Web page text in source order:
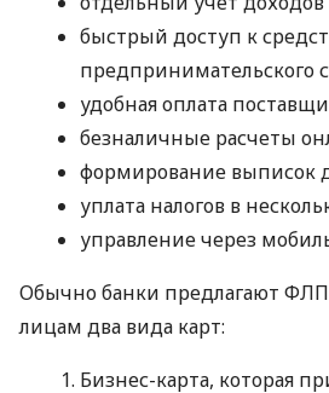
быстрый доступ к
предпринимательского
удобная оплата
безналичные расчеты
формирование выписок
уплата налогов в
управление через
Обычно банки предлагают
лицам два вида карт:
Бизнес-карта, которая